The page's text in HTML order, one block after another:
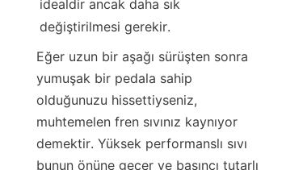
idealdir ancak daha sık
değiştirilmesi gerekir.
Eğer uzun bir aşağı sürüşten sonra
yumuşak bir pedala sahip
olduğunuzu hissettiyseniz,
muhtemelen fren sıvınız kaynıyor
demektir. Yüksek performanslı sıvı
bunun önüne geçer ve basıncı tutarlı